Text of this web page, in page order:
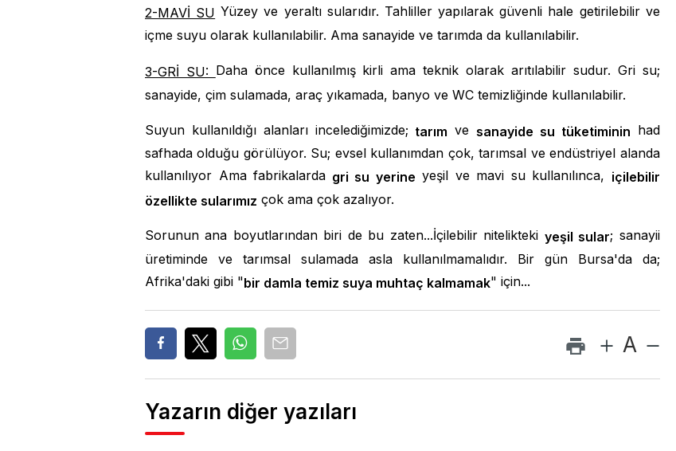
2-MAVİ SU Yüzey ve yeraltı sularıdır. Tahliller yapılarak güvenli hale getirilebilir ve
içme suyu olarak kullanılabilir. Ama sanayide ve tarımda da kullanılabilir.
3-GRİ SU: Daha önce kullanılmış kirli ama teknik olarak arıtılabilir sudur. Gri su;
sanayide, çim sulamada, araç yıkamada, banyo ve WC temizliğinde kullanılabilir.
Suyun kullanıldığı alanları incelediğimizde; tarım ve sanayide su tüketiminin had
safhada olduğu görülüyor. Su; evsel kullanımdan çok, tarımsal ve endüstriyel alanda
kullanılıyor Ama fabrikalarda gri su yerine yeşil ve mavi su kullanılınca, içilebilir
özellikte sularımız çok ama çok azalıyor.
Sorunun ana boyutlarından biri de bu zaten...İçilebilir nitelikteki yeşil sular; sanayii
üretiminde ve tarımsal sulamada asla kullanılmamalıdır. Bir gün Bursa'da da;
Afrika'daki gibi "bir damla temiz suya muhtaç kalmamak" için...
A
Yazarın diğer yazıları